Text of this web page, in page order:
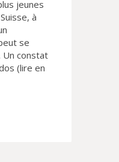
jeunes
à
se
Un constat
(lire en